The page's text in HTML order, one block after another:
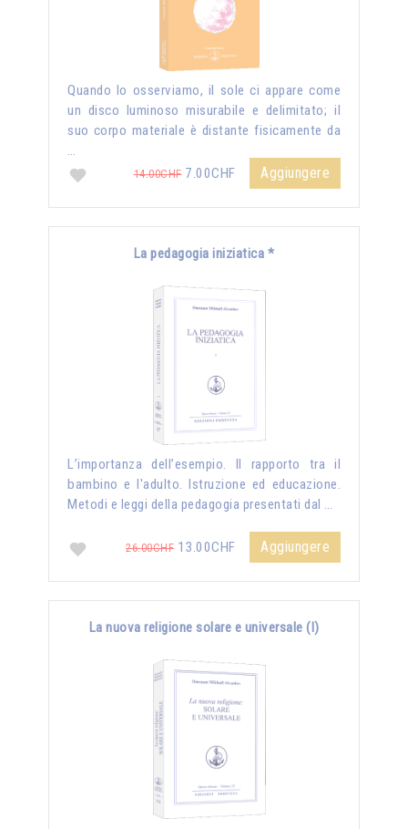
Quando lo osserviamo, il sole ci appare come
un disco luminoso misurabile e delimitato; il
suo corpo materiale è distante fisicamente da
…
14.00CHF7.00CHF Aggiungere
La pedagogia iniziatica *
L’importanza dell’esempio. Il rapporto tra il
bambino e l'adulto. Istruzione ed educazione.
Metodi e leggi della pedagogia presentati dal …
26.00CHF 13.00CHF Aggiungere
La nuova religione solare e universale (I)